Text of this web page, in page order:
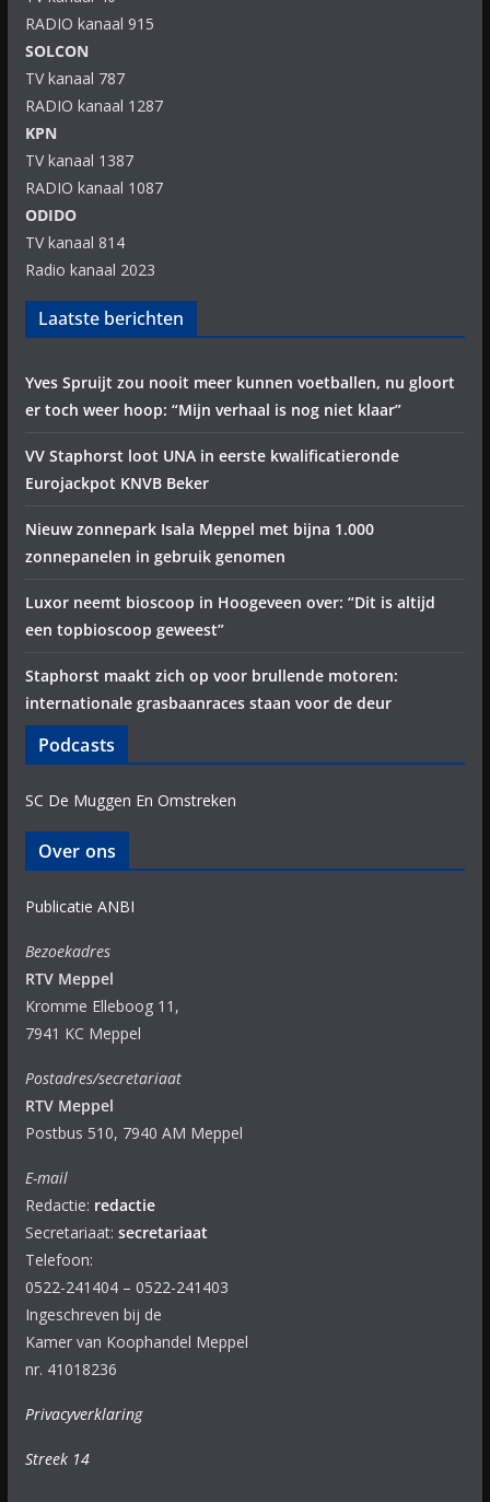
RADIO kanaal 915
SOLCON
TV kanaal 787
RADIO kanaal 1287
KPN
TV kanaal 1387
RADIO kanaal 1087
ODIDO
TV kanaal 814
Radio kanaal 2023
Laatste berichten
Yves Spruijt zou nooit meer kunnen voetballen, nu gloort
er toch weer hoop: “Mijn verhaal is nog niet klaar”
VV Staphorst loot UNA in eerste kwalificatieronde
Eurojackpot KNVB Beker
Nieuw zonnepark Isala Meppel met bijna 1.000
zonnepanelen in gebruik genomen
Luxor neemt bioscoop in Hoogeveen over: “Dit is altijd
een topbioscoop geweest”
Staphorst maakt zich op voor brullende motoren:
internationale grasbaanraces staan voor de deur
Podcasts
SC De Muggen En Omstreken
Over ons
Publicatie ANBI
Bezoekadres
RTV Meppel
Kromme Elleboog 11,
7941 KC Meppel
Postadres/secretariaat
RTV Meppel
Postbus 510, 7940 AM Meppel
E-mail
Redactie: redactie
Secretariaat: secretariaat
Telefoon:
0522-241404 – 0522-241403
Ingeschreven bij de
Kamer van Koophandel Meppel
nr. 41018236
Privacyverklaring
Streek 14